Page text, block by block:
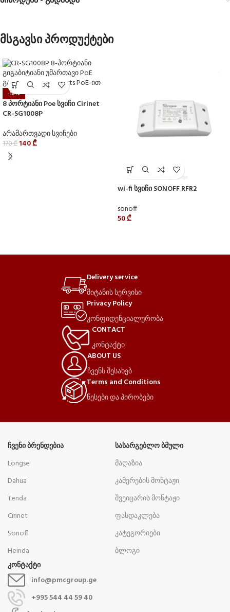
მსგავსი პროდუქტები
-18%
8 პორტიანი Poe სვიჩი Cirinet
CR-SG1008P
არამართვადი სვიჩები
170₾ 140₾
wi-fi სვიჩი SONOFF RFR2
sonoff
50₾
Delivery service
მიტანის სერვისი
Privacy Policy
კონფიდენციალურობა
CONTACT
კონტაქტი
ABOUT US
ჩვენს შესახებ
Terms and Conditions
წესები და პირობები
ᲩᲕᲔᲜᲘ ᲑᲠᲔᲜᲓᲔᲑᲘᲐ
Longse
Dahua
Tenda
Cirinet
Sonoff
Heinda
ᲡᲐᲡᲐᲠᲒᲔᲑᲚᲝ ᲑᲛᲣᲚᲘ
მაღაზია
კამერების მონტაჟი
შვეიცარის მონტაჟი
ფასდაკლება
კატეგორიები
ბლოგი
კონტაქტი
info@pmcgroup.ge
+995 544 44 59 40